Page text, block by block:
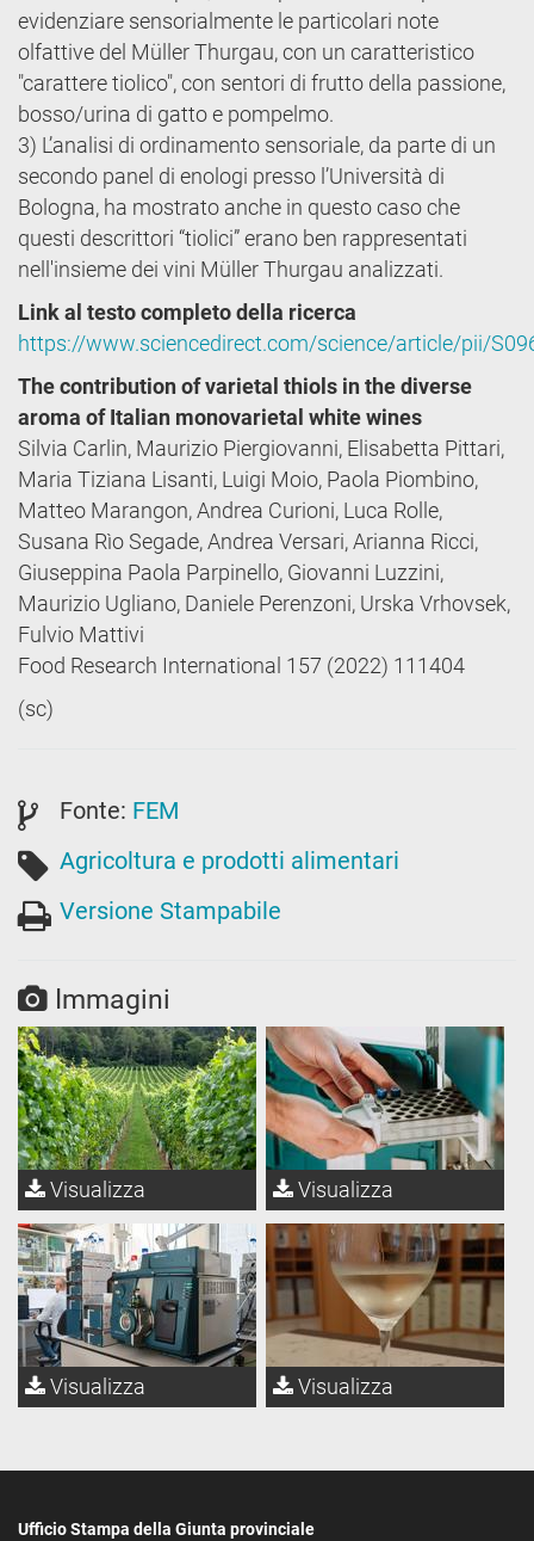
evidenziare sensorialmente le particolari note
olfattive del Müller Thurgau, con un caratteristico
"carattere tiolico", con sentori di frutto della passione,
bosso/urina di gatto e pompelmo.
3) L’analisi di ordinamento sensoriale, da parte di un
secondo panel di enologi presso l’Università di
Bologna, ha mostrato anche in questo caso che
questi descrittori “tiolici” erano ben rappresentati
nell'insieme dei vini Müller Thurgau analizzati.
Link al testo completo della ricerca
https://www.sciencedirect.com/science/article/pii/
The contribution of varietal thiols in the diverse
aroma of Italian monovarietal white wines
Silvia Carlin, Maurizio Piergiovanni, Elisabetta Pittari,
Maria Tiziana Lisanti, Luigi Moio, Paola Piombino,
Matteo Marangon, Andrea Curioni, Luca Rolle,
Susana Rìo Segade, Andrea Versari, Arianna Ricci,
Giuseppina Paola Parpinello, Giovanni Luzzini,
Maurizio Ugliano, Daniele Perenzoni, Urska Vrhovsek,
Fulvio Mattivi
Food Research International 157 (2022) 111404
(sc)
Fonte: FEM
Agricoltura e prodotti alimentari
Versione Stampabile
Immagini
Visualizza Visualizza
Visualizza Visualizza
Ufficio Stampa della Giunta provinciale